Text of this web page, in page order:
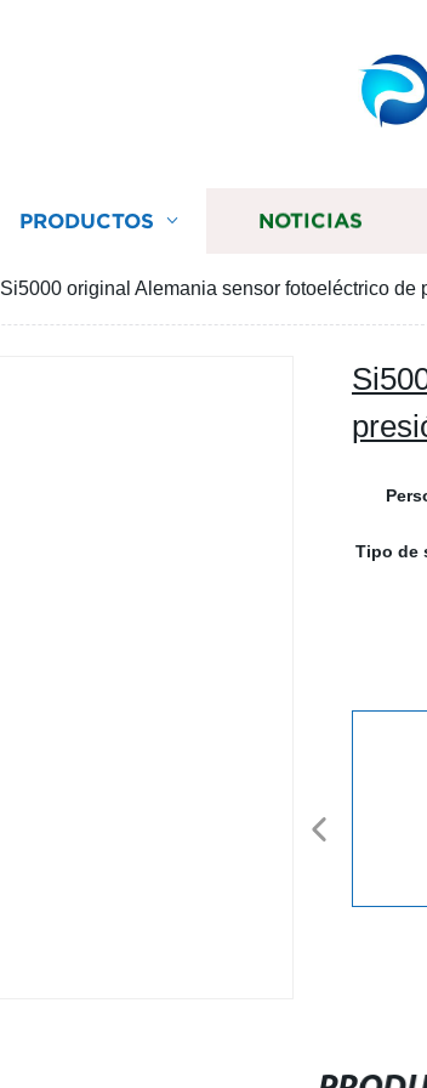
PRODUCTOS NOTICIAS
Si5000 original Alemania sensor fotoeléctrico de
Tipo de